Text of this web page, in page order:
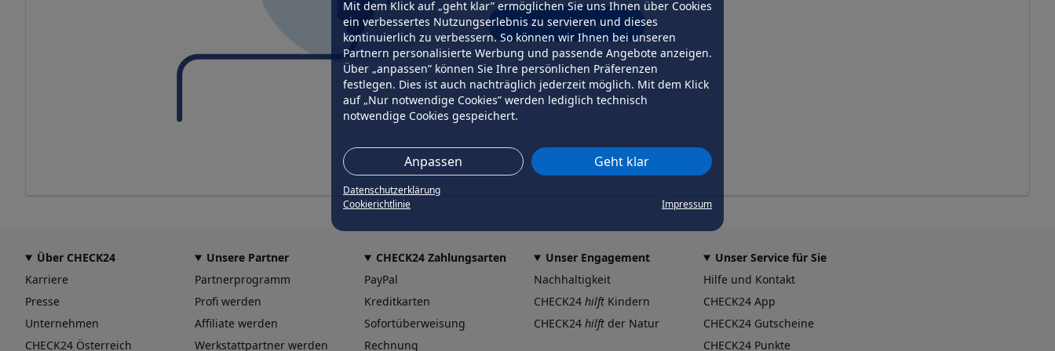
Mit dem Klick auf „geht klar” ermöglichen Sie uns Ihnen über Cookies
ein verbessertes Nutzungserlebnis zu servieren und dieses
kontinuierlich zu verbessern. So können wir Ihnen bei unseren
Partnern personalisierte Werbung und passende Angebote anzeigen.
Über „anpassen” können Sie Ihre persönlichen Präferenzen
festlegen. Dies ist auch nachträglich jederzeit möglich. Mit dem Klick
auf „Nur notwendige Cookies” werden lediglich technisch
notwendige Cookies gespeichert.
Anpassen Geht klar
Datenschutzerklärung
Cookierichtlinie
Impressum
erneut versuchen
Über CHECK24
Karriere
Presse
Unternehmen
CHECK24 Österreich
Unsere Partner
Partnerprogramm
Profi werden
Affiliate werden
Werkstattpartner werden
CHECK24 Zahlungsarten
PayPal
Kreditkarten
Sofortüberweisung
Rechnung
Unser Engagement
Nachhaltigkeit
CHECK24 hilft Kindern
CHECK24 hilft der Natur
Unser Service für Sie
Hilfe und Kontakt
CHECK24 App
CHECK24 Gutscheine
CHECK24 Punkte